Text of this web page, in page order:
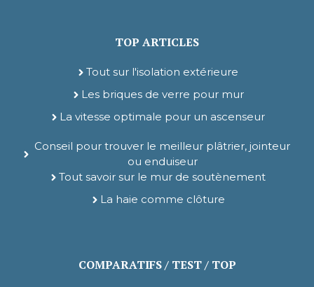
TOP ARTICLES
Tout sur l'isolation extérieure
Les briques de verre pour mur
La vitesse optimale pour un ascenseur
Conseil pour trouver le meilleur plâtrier, jointeur
ou enduiseur
Tout savoir sur le mur de soutènement
La haie comme clôture
COMPARATIFS / TEST / TOP